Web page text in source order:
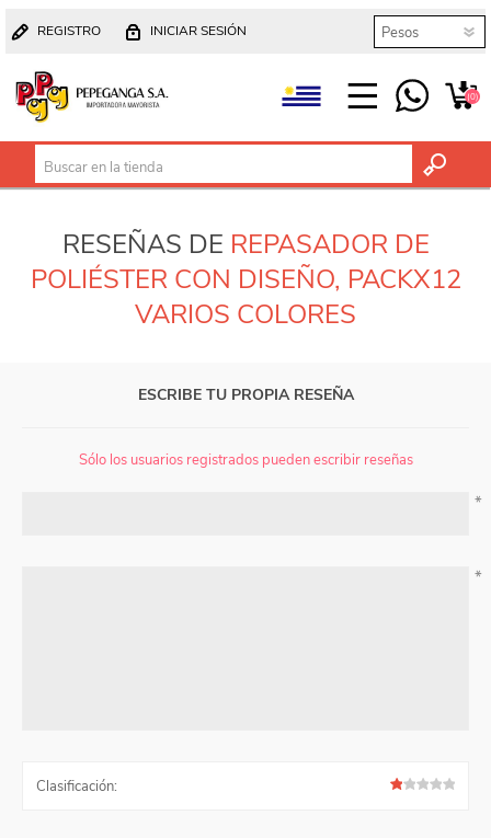
REGISTRO INICIAR SESIÓN
(0)
RESEÑAS DE REPASADOR DE
POLIÉSTER CON DISEÑO, PACKX12
VARIOS COLORES
ESCRIBE TU PROPIA RESEÑA
Sólo los usuarios registrados pueden escribir reseñas
*
*
Clasificación: